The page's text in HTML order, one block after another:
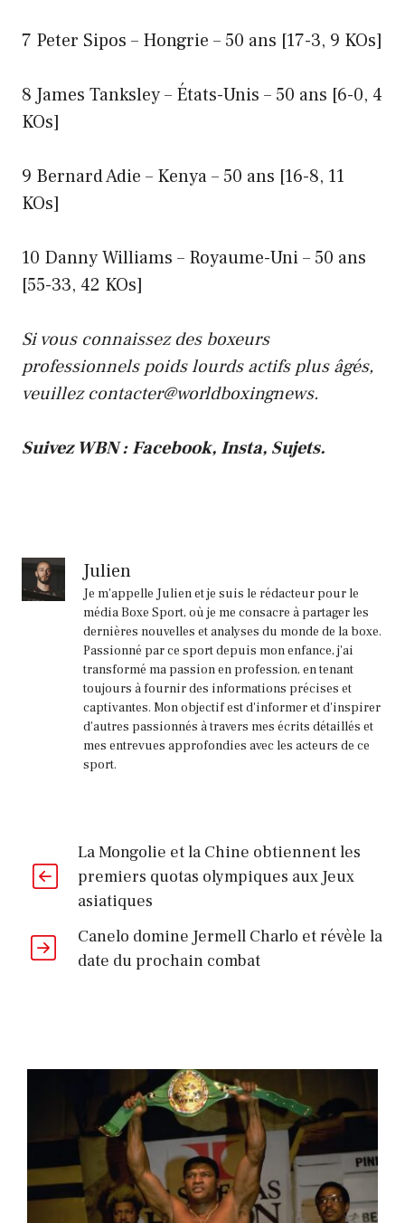
7 Peter Sipos – Hongrie – 50 ans [17-3, 9 KOs]
8 James Tanksley – États-Unis – 50 ans [6-0, 4
KOs]
9 Bernard Adie – Kenya – 50 ans [16-8, 11
KOs]
10 Danny Williams – Royaume-Uni – 50 ans
[55-33, 42 KOs]
Si vous connaissez des boxeurs
professionnels poids lourds actifs plus âgés,
veuillez contacter@worldboxingnews.
Suivez WBN :Facebook,Insta, Sujets.
Julien
Je m'appelle Julien et je suis le rédacteur pour le
média Boxe Sport, où je me consacre à partager les
dernières nouvelles et analyses du monde de la boxe.
Passionné par ce sport depuis mon enfance, j'ai
transformé ma passion en profession, en tenant
toujours à fournir des informations précises et
captivantes. Mon objectif est d'informer et d'inspirer
d'autres passionnés à travers mes écrits détaillés et
mes entrevues approfondies avec les acteurs de ce
sport.
La Mongolie et la Chine obtiennent les
premiers quotas olympiques aux Jeux
asiatiques
Canelo domine Jermell Charlo et révèle la
date du prochain combat